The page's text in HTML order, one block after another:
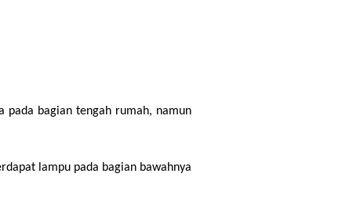
pada bagian tengah rumah, namun
lampu pada bagian bawahnya